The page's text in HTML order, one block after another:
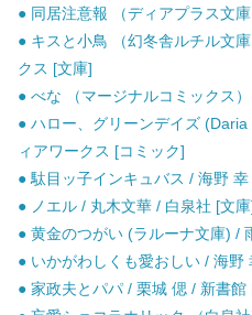
● 同居注意報 （ディアプラス文
● キスと小鳥 （幻冬舎ルチル文
クス [文庫]
● べな （マージナルコミックス
● ハロー、グリーンデイズ
ィアワークス [コミック]
● 駄目ッ子インキュバス / 海野
● ノエル / 丸木文華 / 白泉社 [文
● 黄金のつがい (ラルーナ文庫) /
● いかがわしくも愛おしい / 海野
● 家政夫とパパ / 栗城 偲 / 新書館